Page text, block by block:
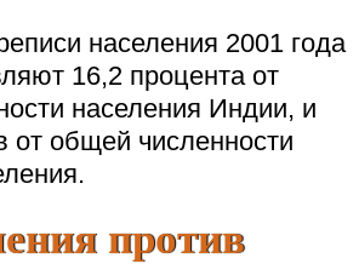
населения 2001 года
16,2 процента от
населения Индии, и
от общей численности
против